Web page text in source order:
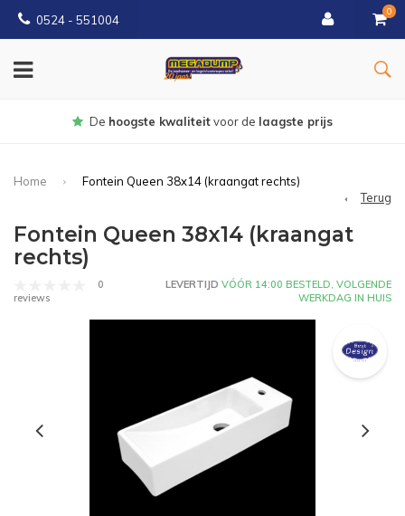
0524 - 551004
0
De hoogste kwaliteitvoor de laagste prijs
Home
Fontein Queen 38x14 (kraangat rechts)
Terug
Fontein Queen 38x14 (kraangat
rechts)
0
reviews
LEVERTIJD VÓÓR 14:00 BESTELD, VOLGENDE
WERKDAG IN HUIS